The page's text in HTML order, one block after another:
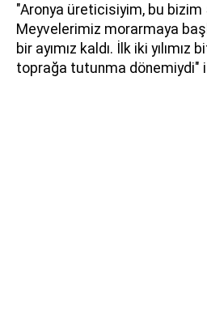
"Aronya üreticisiyim, bu bizim
Meyvelerimiz morarmaya
bir ayımız kaldı. İlk iki
toprağa tutunma dönemiydi"